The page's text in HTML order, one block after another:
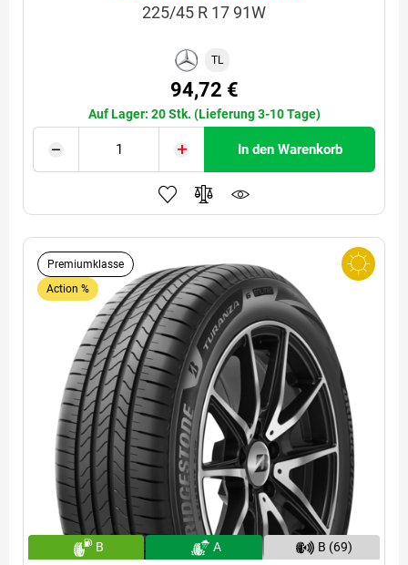
225/45 R 17 91W
TL
94,72 €
Auf Lager: 20 Stk. (Lieferung 3-10 Tage)
In den Warenkorb
Premiumklasse
Action %
B A B (69)